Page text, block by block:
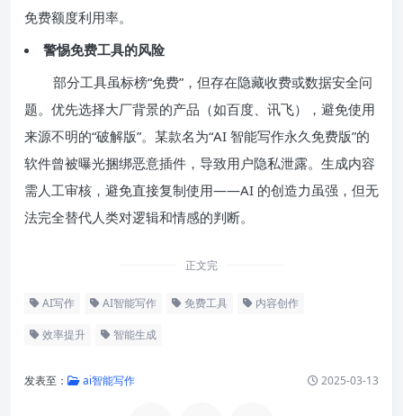
免费额度利用率。
警惕免费工具的风险
部分工具虽标榜“免费”，但存在隐藏收费或数据安全问
题。优先选择大厂背景的产品（如百度、讯飞），避免使用
来源不明的“破解版”。某款名为“AI 智能写作永久免费版”的
软件曾被曝光捆绑恶意插件，导致用户隐私泄露。生成内容
需人工审核，避免直接复制使用——AI 的创造力虽强，但无
法完全替代人类对逻辑和情感的判断。
正文完
AI写作 AI智能写作 免费工具 内容创作
效率提升 智能生成
发表至： ai智能写作 2025-03-13